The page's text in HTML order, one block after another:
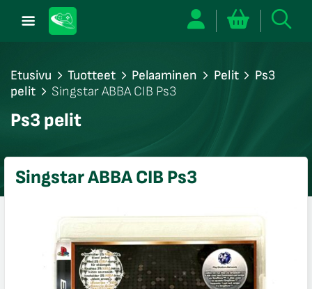
Etusivu Tuotteet Pelaaminen Pelit
Ps3
pelit
Singstar ABBA CIB Ps3
Ps3 pelit
Singstar ABBA CIB Ps3
sulje
sulje